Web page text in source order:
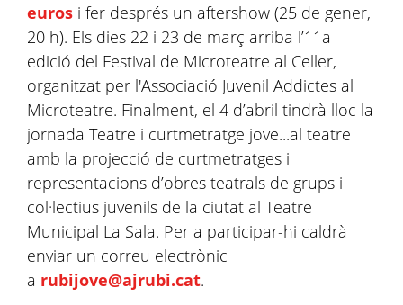
euros i fer després un aftershow (25 de gener,
20 h). Els dies 22 i 23 de març arriba l’11a
edició del Festival de Microteatre al Celler,
organitzat per l'Associació Juvenil Addictes al
Microteatre. Finalment, el 4 d’abril tindrà lloc la
jornada Teatre i curtmetratge jove...al teatre
amb la projecció de curtmetratges i
representacions d’obres teatrals de grups i
col·lectius juvenils de la ciutat al Teatre
Municipal La Sala. Per a participar-hi caldrà
enviar un correu electrònic
a rubijove@ajrubi.cat.